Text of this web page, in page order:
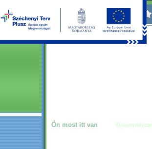
Kezdőlapnak beállítom
Ön most itt van Önkormányzat